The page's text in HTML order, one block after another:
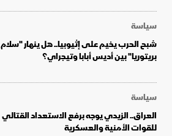
سياسة
شبح الحرب يخيم على إثيوبيا.. هل ينهار "سلام
بريتوريا" بين أديس أبابا وتيجراي؟
سياسة
العراق.. الزيدي يوجه برفع الاستعداد القتالي
للقوات الأمنية والعسكرية